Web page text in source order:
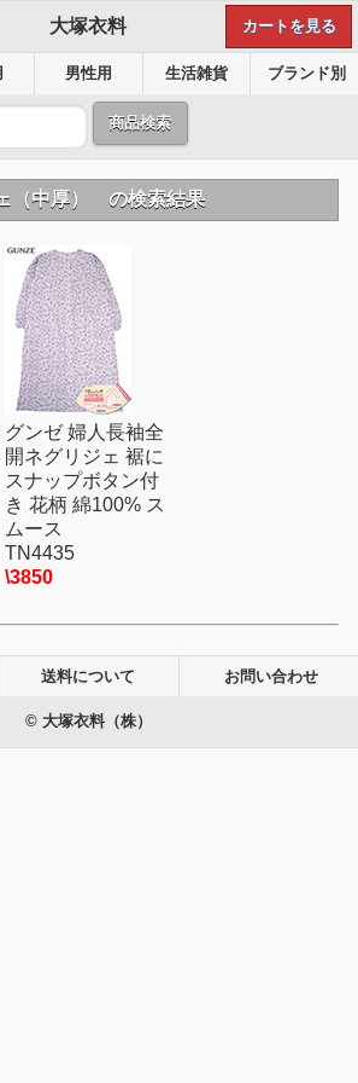
大塚衣料 カートを見る
男性用 生活雑貨 ブランド別
商品検索
（中厚） の検索結果
グンゼ 婦人長袖全
開ネグリジェ 裾に
スナップボタン付
き 花柄 綿100% ス
ムース
TN4435
\3850
送料について お問い合わせ
© 大塚衣料（株）